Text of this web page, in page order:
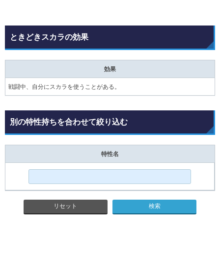
ときどきスカラの効果
効果
戦闘中、自分にスカラを使うことがある。
別の特性持ちを合わせて絞り込む
特性名
リセット